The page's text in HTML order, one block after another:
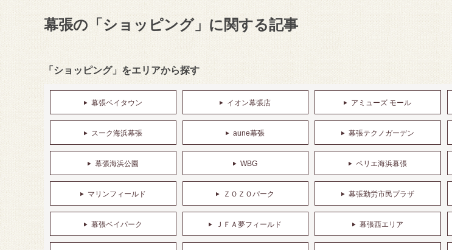
幕張の「ショッピング」に関する記事
「ショッピング」をエリアから探す
幕張ベイタウン イオン幕張店 アミューズ モール
スーク海浜幕張 aune幕張 幕張テクノガーデン
幕張海浜公園 WBG ペリエ海浜幕張
マリンフィールド ＺＯＺＯパーク 幕張勤労市民プラザ
幕張ベイパーク ＪＦＡ夢フィールド 幕張西エリア